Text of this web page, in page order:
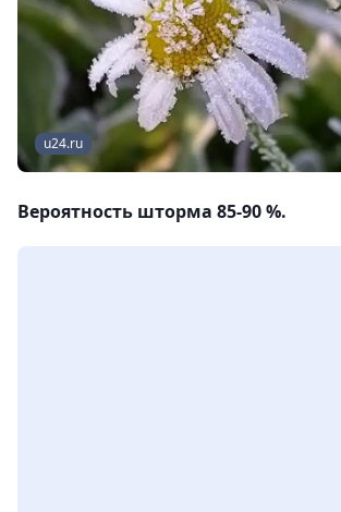
u24.ru
Вероятность шторма 85-90 %.